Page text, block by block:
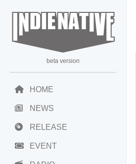
beta version
HOME
NEWS
RELEASE
EVENT